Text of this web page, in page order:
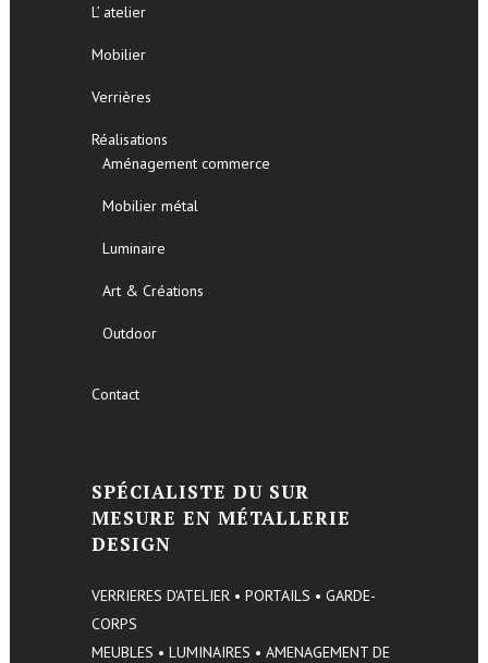
L’ atelier
Mobilier
Verrières
Réalisations
Aménagement commerce
Mobilier métal
Luminaire
Art & Créations
Outdoor
Contact
SPÉCIALISTE DU SUR
MESURE EN MÉTALLERIE
DESIGN
VERRIERES D'ATELIER • PORTAILS • GARDE-
CORPS
MEUBLES • LUMINAIRES • AMENAGEMENT DE